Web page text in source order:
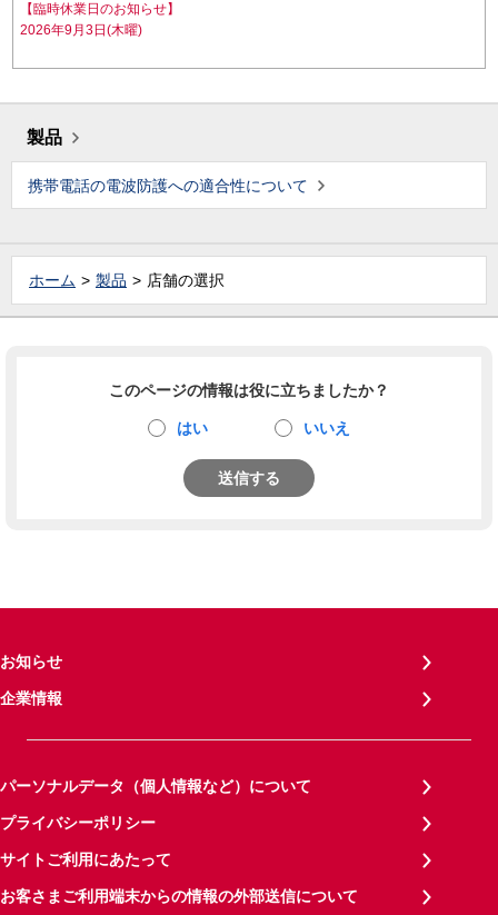
【臨時休業日のお知らせ】
2026年9月3日(木曜)
製品
携帯電話の電波防護への適合性について
ホーム 製品 店舗の選択
このページの情報は役に立ちましたか？
はい いいえ
送信する
お知らせ
企業情報
パーソナルデータ（個人情報など）について
プライバシーポリシー
サイトご利用にあたって
お客さまご利用端末からの情報の外部送信について